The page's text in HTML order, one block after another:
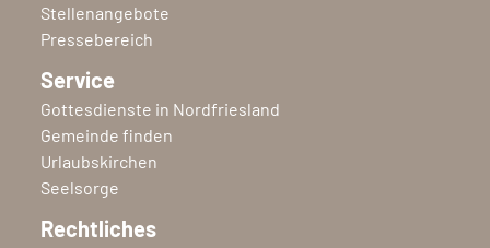
Stellenangebote
Pressebereich
Service
Gottesdienste in Nordfriesland
Gemeinde finden
Urlaubskirchen
Seelsorge
Rechtliches